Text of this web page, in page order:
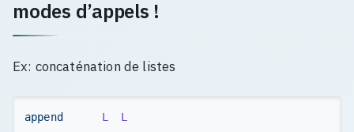
modes d’appels !
Ex: concaténation de listes
append L L